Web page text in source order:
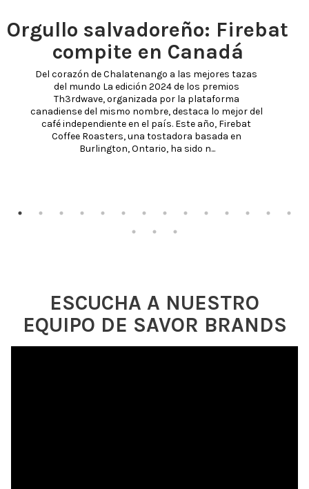
Orgullo salvadoreño: Firebat
compite en Canadá
Del corazón de Chalatenango a las mejores tazas
del mundo La edición 2024 de los premios
Th3rdwave, organizada por la plataforma
canadiense del mismo nombre, destaca lo mejor del
café independiente en el país. Este año, Firebat
Coffee Roasters, una tostadora basada en
Burlington, Ontario, ha sido n...
ESCUCHA A NUESTRO
EQUIPO DE SAVOR BRANDS